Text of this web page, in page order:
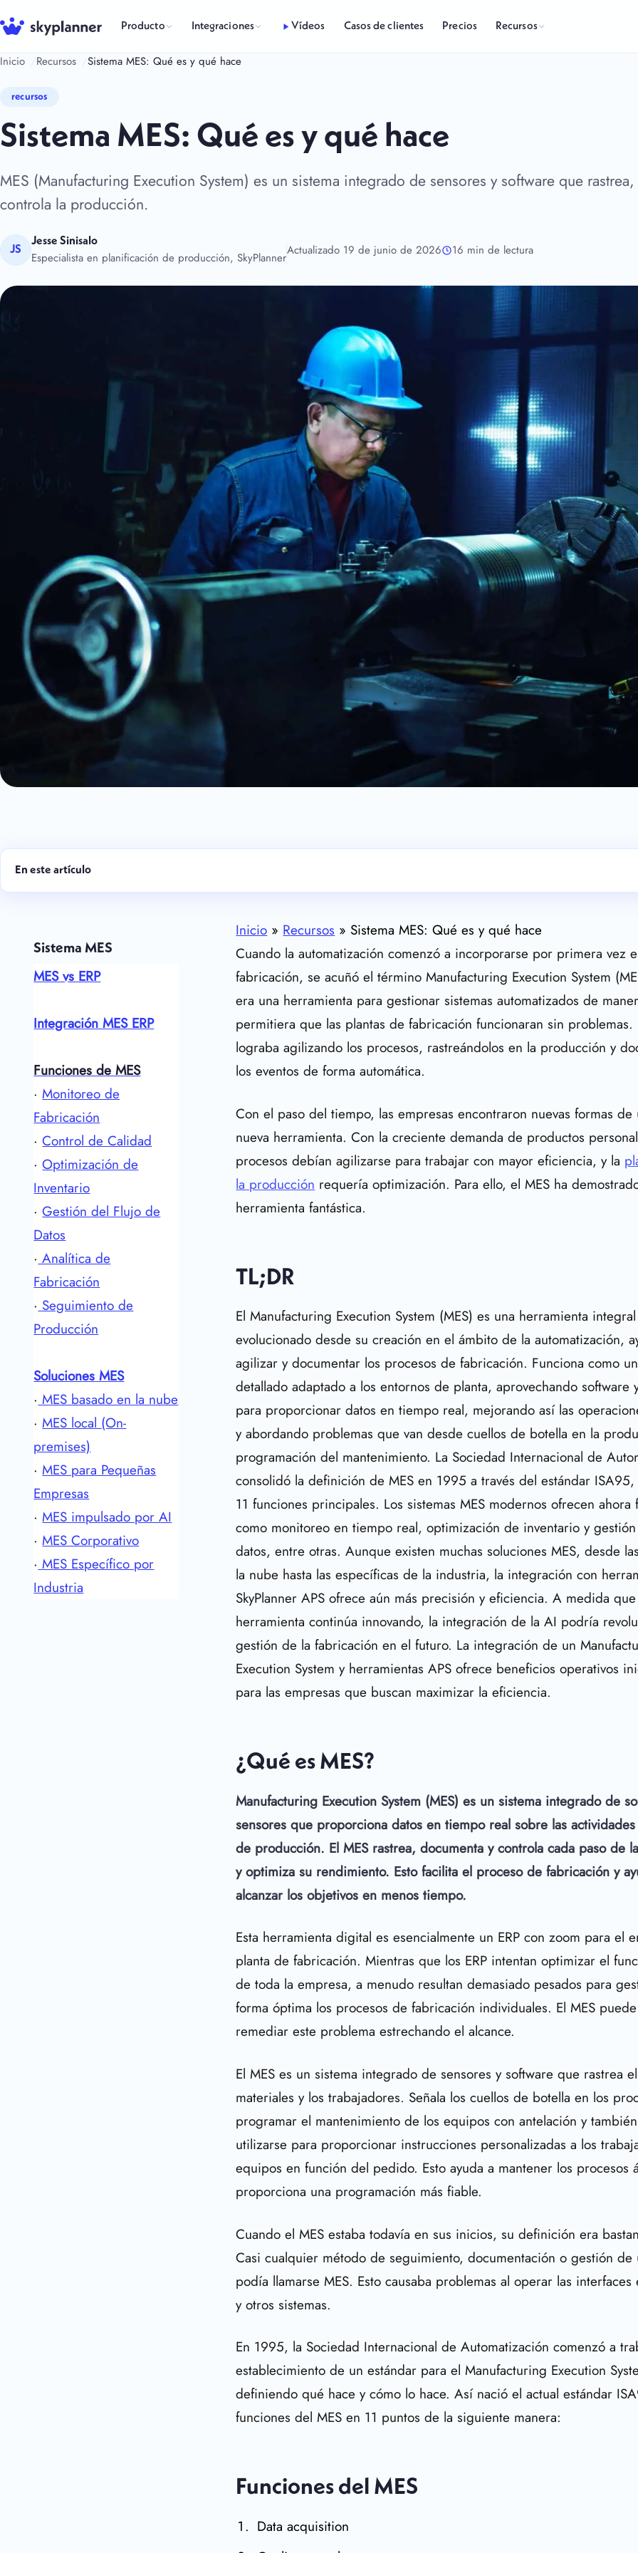
al
contenido
Producto Integraciones Vídeos Casos de clientes Precios Recursos
Inicio Recursos Sistema MES: Qué es y qué hace
recursos
Sistema MES: Qué es y qué hace
MES (Manufacturing Execution System) es un sistema integrado de sensores y software que
controla la producción.
JS
Jesse Sinisalo
Especialista en planificación de producción, SkyPlannerActualizado 19 de junio de 2026 16 min de lectura
En este artículo
Sistema MES
MES vs ERP
Integración MES ERP
Funciones de MES
·Monitoreo de
Fabricación
·Control de Calidad
·Optimización de
Inventario
·Gestión del Flujo de
Datos
· Analítica de
Fabricación
· Seguimiento de
Producción
Soluciones MES
· MES basado en la nube
·MES local (On-
premises)
·MES para Pequeñas
Empresas
·MES impulsado por AI
·MES Corporativo
· MES Específico por
Industria
Inicio » Recursos » Sistema MES: Qué es y qué hace
Cuando la automatización comenzó a incorporarse por primera vez
fabricación, se acuñó el término Manufacturing Execution System
era una herramienta para gestionar sistemas automatizados de
permitiera que las plantas de fabricación funcionaran sin problemas.
lograba agilizando los procesos, rastreándolos en la producción y
los eventos de forma automática.
Con el paso del tiempo, las empresas encontraron nuevas formas de
nueva herramienta. Con la creciente demanda de productos
procesos debían agilizarse para trabajar con mayor eficiencia, y la
la producción requería optimización. Para ello, el MES ha
herramienta fantástica.
TL;DR
El Manufacturing Execution System (MES) es una herramienta
evolucionado desde su creación en el ámbito de la automatización,
agilizar y documentar los procesos de fabricación. Funciona como
detallado adaptado a los entornos de planta, aprovechando software
para proporcionar datos en tiempo real, mejorando así las
y abordando problemas que van desde cuellos de botella en la
programación del mantenimiento. La Sociedad Internacional de
consolidó la definición de MES en 1995 a través del estándar
11 funciones principales. Los sistemas MES modernos ofrecen ahora
como monitoreo en tiempo real, optimización de inventario y
datos, entre otras. Aunque existen muchas soluciones MES, desde
la nube hasta las específicas de la industria, la integración con
SkyPlanner APS ofrece aún más precisión y eficiencia. A medida
herramienta continúa innovando, la integración de la AI podría
gestión de la fabricación en el futuro. La integración de un
Execution System y herramientas APS ofrece beneficios operativos
para las empresas que buscan maximizar la eficiencia.
¿Qué es MES?
Manufacturing Execution System (MES) es un sistema integrado de
sensores que proporciona datos en tiempo real sobre las
de producción. El MES rastrea, documenta y controla cada paso de
y optimiza su rendimiento. Esto facilita el proceso de fabricación y
alcanzar los objetivos en menos tiempo.
Esta herramienta digital es esencialmente un ERP con zoom para el
planta de fabricación. Mientras que los ERP intentan optimizar el
de toda la empresa, a menudo resultan demasiado pesados para
forma óptima los procesos de fabricación individuales. El MES
remediar este problema estrechando el alcance.
El MES es un sistema integrado de sensores y software que rastrea
materiales y los trabajadores. Señala los cuellos de botella en los
programar el mantenimiento de los equipos con antelación y
utilizarse para proporcionar instrucciones personalizadas a los
equipos en función del pedido. Esto ayuda a mantener los procesos
proporciona una programación más fiable.
Cuando el MES estaba todavía en sus inicios, su definición era
Casi cualquier método de seguimiento, documentación o gestión de
podía llamarse MES. Esto causaba problemas al operar las interfaces
y otros sistemas.
En 1995, la Sociedad Internacional de Automatización comenzó a
establecimiento de un estándar para el Manufacturing Execution
definiendo qué hace y cómo lo hace. Así nació el actual estándar
funciones del MES en 11 puntos de la siguiente manera:
Funciones del MES
Data acquisition